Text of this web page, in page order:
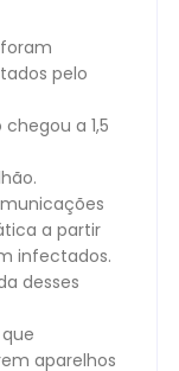
pelo
a 1,5
a partir
infectados.
desses
aparelhos